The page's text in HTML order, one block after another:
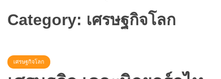
Category: เศรษฐกิจโลก
เศรษฐกิจโลก